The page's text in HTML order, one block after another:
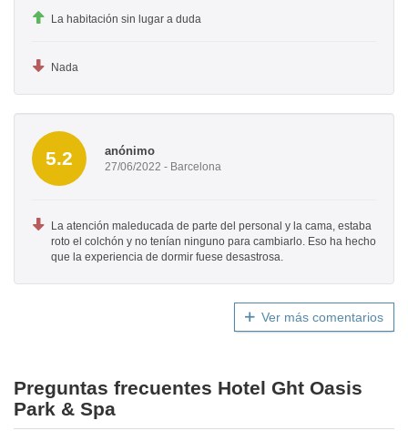
La habitación sin lugar a duda
Nada
5.2 anónimo
27/06/2022 - Barcelona
La atención maleducada de parte del personal y la cama, estaba
roto el colchón y no tenían ninguno para cambiarlo. Eso ha hecho
que la experiencia de dormir fuese desastrosa.
Ver más comentarios
Preguntas frecuentes Hotel Ght Oasis
Park & Spa